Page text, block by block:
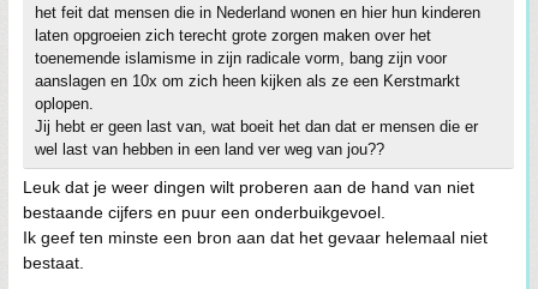
het feit dat mensen die in Nederland wonen en hier hun kinderen
laten opgroeien zich terecht grote zorgen maken over het
toenemende islamisme in zijn radicale vorm, bang zijn voor
aanslagen en 10x om zich heen kijken als ze een Kerstmarkt
oplopen.
Jij hebt er geen last van, wat boeit het dan dat er mensen die er
wel last van hebben in een land ver weg van jou??
Leuk dat je weer dingen wilt proberen aan de hand van niet
bestaande cijfers en puur een onderbuikgevoel.
Ik geef ten minste een bron aan dat het gevaar helemaal niet
bestaat.